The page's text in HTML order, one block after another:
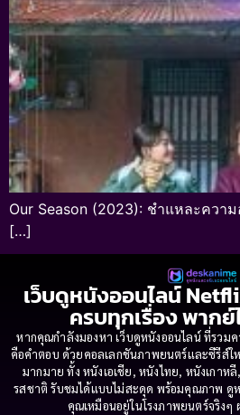
Our Season (2023): ชำแหละควา
[…]
เว็บดูหนังออนไลน์
ครบทุกเรื่อง พาก
หากคุณกำลังมองหา เว็บดูหนังออนไลน์ ที่รวม
คือคำตอบ ด้วยคอลเลกชันภาพยนตร์และซีรีส์
มากมาย ทั้ง หนังเอเชีย, หนังไทย, หนังเกาห
รสชาติ รับชมได้แบบไม่สะดุด พร้อมคุณภาพ ดู
คุณเหมือนอยู่ในโรงภาพยนตร์จริงๆ